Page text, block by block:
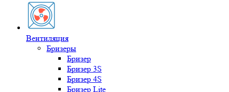
Вентиляция
Бризеры
Бризер
Бризер 3S
Бризер 4S
Бризер Lite